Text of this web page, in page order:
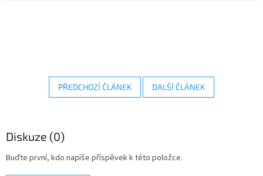
PŘEDCHOZÍ ČLÁNEK DALŠÍ ČLÁNEK
Diskuze (0)
Buďte první, kdo napíše příspěvek k této položce.